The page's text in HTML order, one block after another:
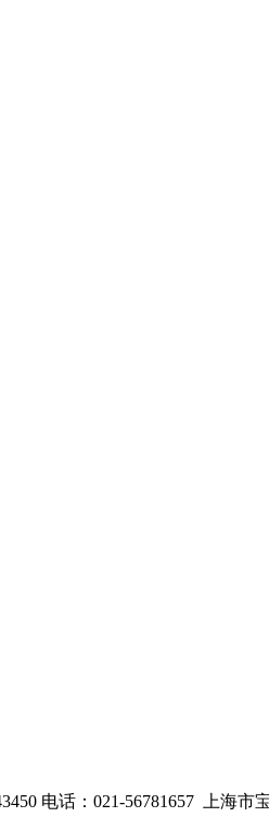
电话：021-56781657 上海市